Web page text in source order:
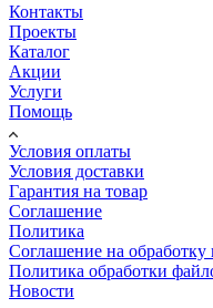
Контакты
Проекты
Каталог
Акции
Услуги
Помощь
Условия оплаты
Условия доставки
Гарантия на товар
Соглашение
Политика
Соглашение на
Политика обработки
Новости